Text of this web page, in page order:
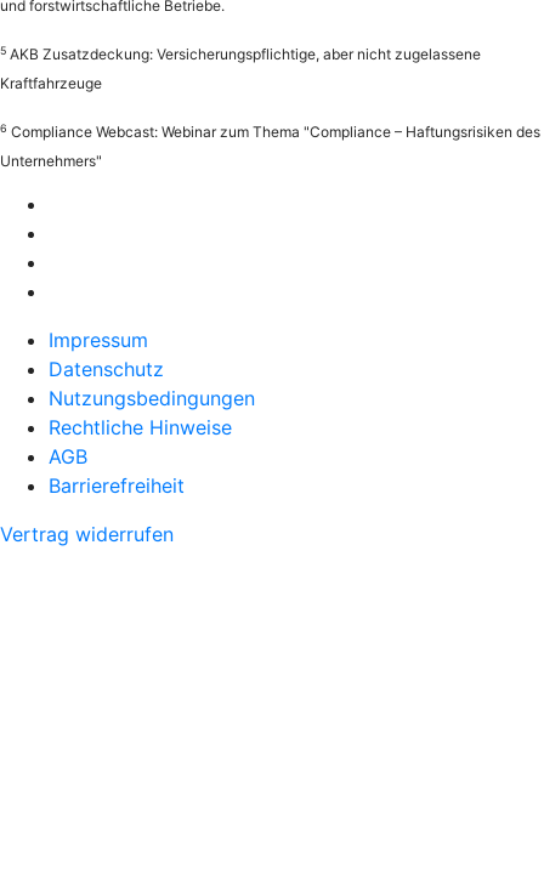
und forstwirtschaftliche Betriebe.
5 AKB Zusatzdeckung: Versicherungspflichtige, aber nicht zugelassene
Kraftfahrzeuge
6 Compliance Webcast: Webinar zum Thema "Compliance – Haftungsrisiken des
Unternehmers"
Impressum
Datenschutz
Nutzungsbedingungen
Rechtliche Hinweise
AGB
Barrierefreiheit
Vertrag widerrufen